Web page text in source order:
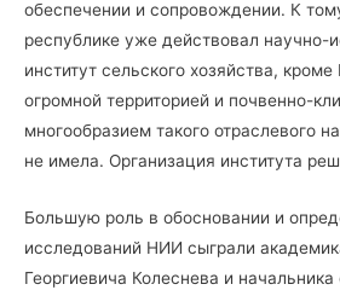
обеспечении и сопровождении. К
республике уже действовал научно-
институт сельского хозяйства,
огромной территорией и почвенно-
многообразием такого отраслевого
не имела. Организация института
Большую роль в обосновании и
исследований НИИ сыграли
Георгиевича Колеснева и начальника